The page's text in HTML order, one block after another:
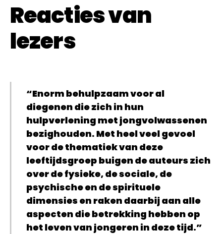
Reacties van
lezers
“Enorm behulpzaam voor al
diegenen die zich in hun
hulpverlening met jongvolwassenen
bezighouden. Met heel veel gevoel
voor de thematiek van deze
leeftijdsgroep buigen de auteurs zich
over de fysieke, de sociale, de
psychische en de spirituele
dimensies en raken daarbij aan alle
aspecten die betrekking hebben op
het leven van jongeren in deze tijd.”